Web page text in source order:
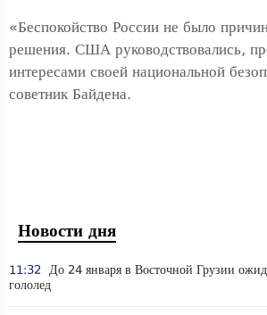
«Беспокойство России не было
решения. США руководствовались,
интересами своей национальной
советник Байдена.
Новости дня
11:32
До 24 января в Восточной Грузии
гололед